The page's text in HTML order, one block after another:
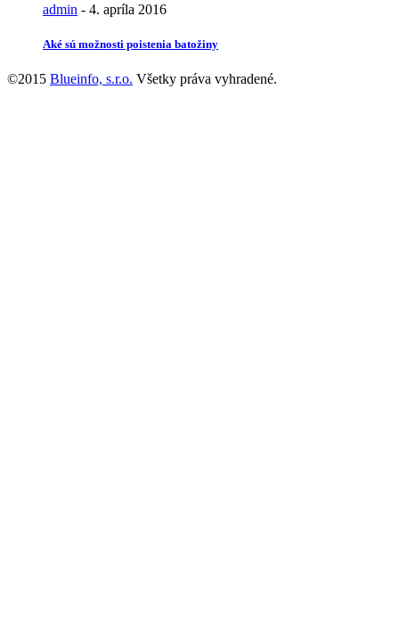
admin - 4. apríla 2016
Aké sú možnosti poistenia batožiny
©2015 Blueinfo, s.r.o. Všetky práva vyhradené.